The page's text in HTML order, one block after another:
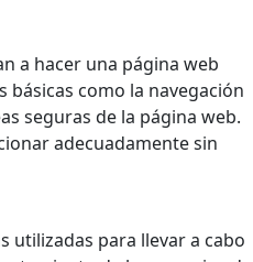
a hacer una página web
como la navegación
seguras de la página web.
adecuadamente sin
utilizadas para llevar a cabo